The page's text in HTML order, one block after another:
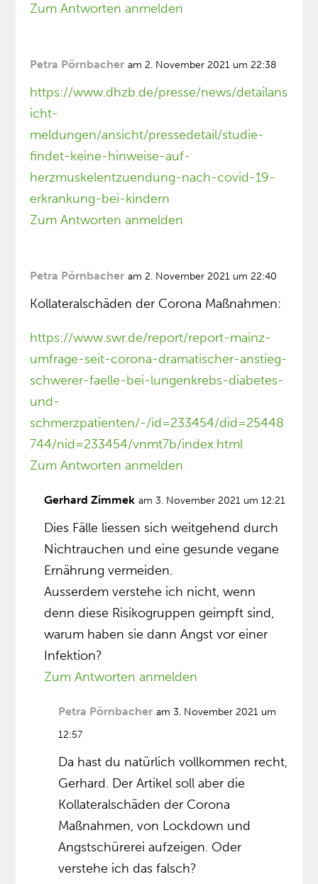
Zum Antworten anmelden
Petra Pörnbacher am 2. November 2021 um 22:38
https://www.dhzb.de/presse/news/detailans
icht-
meldungen/ansicht/pressedetail/studie-
findet-keine-hinweise-auf-
herzmuskelentzuendung-nach-covid-19-
erkrankung-bei-kindern
Zum Antworten anmelden
Petra Pörnbacher am 2. November 2021 um 22:40
Kollateralschäden der Corona Maßnahmen:
https://www.swr.de/report/report-mainz-
umfrage-seit-corona-dramatischer-anstieg-
schwerer-faelle-bei-lungenkrebs-diabetes-
und-
schmerzpatienten/-/id=233454/did=25448
744/nid=233454/vnmt7b/index.html
Zum Antworten anmelden
Gerhard Zimmek am 3. November 2021 um 12:21
Dies Fälle liessen sich weitgehend durch
Nichtrauchen und eine gesunde vegane
Ernährung vermeiden.
Ausserdem verstehe ich nicht, wenn
denn diese Risikogruppen geimpft sind,
warum haben sie dann Angst vor einer
Infektion?
Zum Antworten anmelden
Petra Pörnbacher am 3. November 2021 um
12:57
Da hast du natürlich vollkommen recht,
Gerhard. Der Artikel soll aber die
Kollateralschäden der Corona
Maßnahmen, von Lockdown und
Angstschürerei aufzeigen. Oder
verstehe ich das falsch?